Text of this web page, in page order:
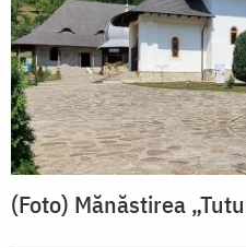
(Foto) Mănăstirea